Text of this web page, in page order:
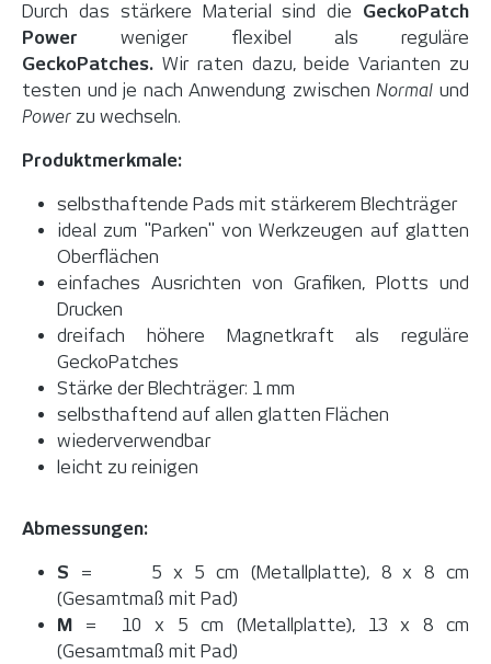
Durch das stärkere Material sind die GeckoPatch
Power weniger flexibel als reguläre
GeckoPatches. Wir raten dazu, beide Varianten zu
testen und je nach Anwendung zwischenNormal und
Power zu wechseln.
Produktmerkmale:
selbsthaftende Pads mit stärkerem Blechträger
ideal zum "Parken" von Werkzeugen auf glatten
Oberflächen
einfaches Ausrichten von Grafiken, Plotts und
Drucken
dreifach höhere Magnetkraft als reguläre
GeckoPatches
Stärke der Blechträger: 1 mm
selbsthaftend auf allen glatten Flächen
wiederverwendbar
leicht zu reinigen
Abmessungen:
S = 5 x 5 cm (Metallplatte), 8 x 8 cm
(Gesamtmaß mit Pad)
M = 10 x 5 cm (Metallplatte), 13 x 8 cm
(Gesamtmaß mit Pad)